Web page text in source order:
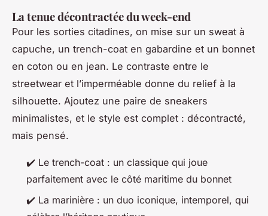
La tenue décontractée du week-end
Pour les sorties citadines, on mise sur un sweat à
capuche, un trench-coat en gabardine et un bonnet
en coton ou en jean. Le contraste entre le
streetwear et l’imperméable donne du relief à la
silhouette. Ajoutez une paire de sneakers
minimalistes, et le style est complet : décontracté,
mais pensé.
✔️ Le trench-coat : un classique qui joue
parfaitement avec le côté maritime du bonnet
✔️ La marinière : un duo iconique, intemporel, qui